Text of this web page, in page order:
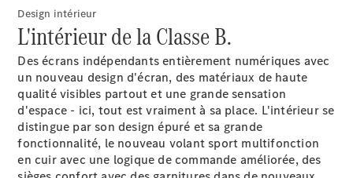
Prendre un
rendez-
vous SAV
Rechercher
un
Distributeur
Design intérieur
L'intérieur de la Classe B.
Des écrans indépendants entièrement numériques avec
un nouveau design d'écran, des matériaux de haute
qualité visibles partout et une grande sensation
d'espace - ici, tout est vraiment à sa place. L'intérieur se
distingue par son design épuré et sa grande
fonctionnalité, le nouveau volant sport multifonction
en cuir avec une logique de commande améliorée, des